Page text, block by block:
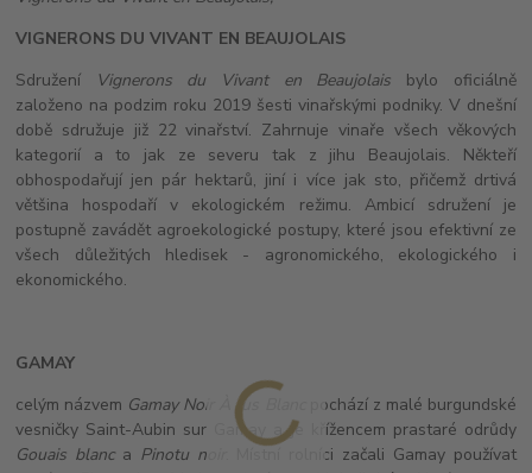
VIGNERONS DU VIVANT EN BEAUJOLAIS
Sdružení
Vignerons du Vivant en Beaujolais bylo oficiálně
založeno na podzim roku 2019 šesti vinařskými podniky. V dnešní
době sdružuje již 22 vinařství. Zahrnuje vinaře všech věkových
kategorií a to jak ze severu tak z jihu Beaujolais. Někteří
obhospodařují jen pár hektarů, jiní i více jak sto, přičemž drtivá
většina hospodaří v ekologickém režimu. Ambicí sdružení je
postupně zavádět agroekologické postupy, které jsou efektivní ze
všech důležitých hledisek - agronomického, ekologického i
ekonomického.
GAMAY
celým názvem Gamay Noir À Jus Blanc
pochází z malé burgundské
vesničky Saint-Aubin sur Gamay a je křížencem prastaré odrůdy
Gouais blanca Pinotu noir
. Místní rolníci začali Gamay používat